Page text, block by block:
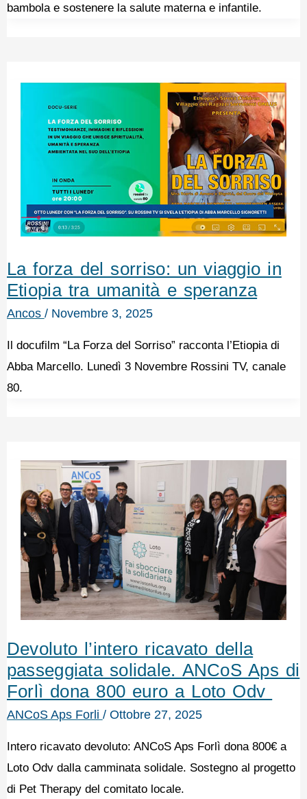
bambola e sostenere la salute materna e infantile.
La forza del sorriso: un viaggio in
Etiopia tra umanità e speranza
Ancos / Novembre 3, 2025
Il docufilm “La Forza del Sorriso” racconta l’Etiopia di
Abba Marcello. Lunedì 3 Novembre Rossini TV, canale
80.
Devoluto l’intero ricavato della
passeggiata solidale. ANCoS Aps di
Forlì dona 800 euro a Loto Odv
ANCoS Aps Forli / Ottobre 27, 2025
Intero ricavato devoluto: ANCoS Aps Forlì dona 800€ a
Loto Odv dalla camminata solidale. Sostegno al progetto
di Pet Therapy del comitato locale.